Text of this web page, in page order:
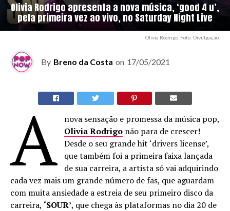
Olivia Rodrigo apresenta a nova música, ‘good 4 u’,
pela primeira vez ao vivo, no Saturday Night Live
Olivia Rodrigo. Foto: Divulgação.
By Breno da Costa on 17/05/2021
A
nova sensação e promessa da música pop,
Olivia Rodrigo não para de crescer!
Desde o seu grande hit ‘drivers license’,
que também foi a primeira faixa lançada
de sua carreira, a artista só vai adquirindo
cada vez mais um grande número de fãs, que aguardam
com muita ansiedade a estreia de seu primeiro disco da
carreira, ‘SOUR’, que chega às plataformas no dia 20 de